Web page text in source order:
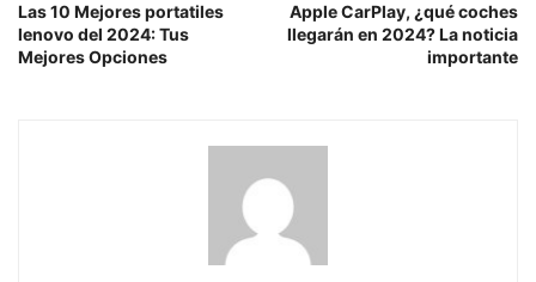
Las 10 Mejores portatiles
lenovo del 2024: Tus
Mejores Opciones
Apple CarPlay, ¿qué coches
llegarán en 2024? La noticia
importante